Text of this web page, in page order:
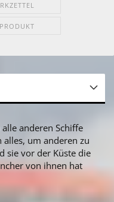
anderen Schiffe
alles, um anderen zu
sie vor der Küste die
von ihnen hat